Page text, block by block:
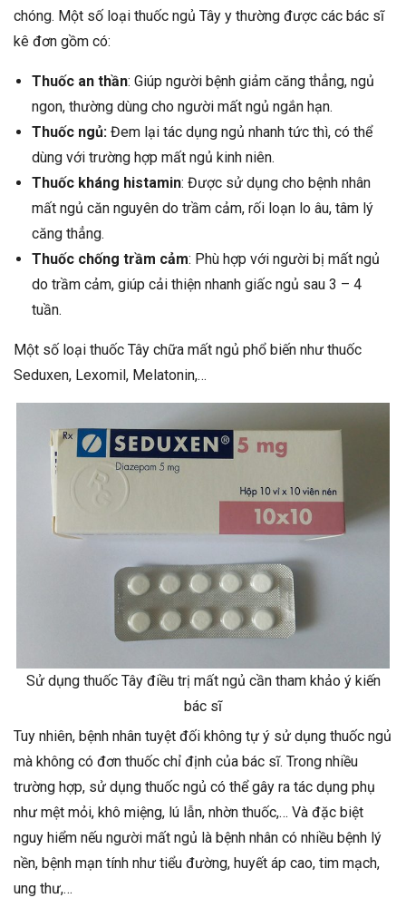
chóng. Một số loại thuốc ngủ Tây y thường được các bác sĩ
kê đơn gồm có:
Thuốc an thần: Giúp người bệnh giảm căng thẳng, ngủ
ngon, thường dùng cho người mất ngủ ngắn hạn.
Thuốc ngủ: Đem lại tác dụng ngủ nhanh tức thì, có thể
dùng với trường hợp mất ngủ kinh niên.
Thuốc kháng histamin: Được sử dụng cho bệnh nhân
mất ngủ căn nguyên do trầm cảm, rối loạn lo âu, tâm lý
căng thẳng.
Thuốc chống trầm cảm: Phù hợp với người bị mất ngủ
do trầm cảm, giúp cải thiện nhanh giấc ngủ sau 3 – 4
tuần.
Một số loại thuốc Tây chữa mất ngủ phổ biến như thuốc
Seduxen, Lexomil, Melatonin,…
Sử dụng thuốc Tây điều trị mất ngủ cần tham khảo ý kiến
bác sĩ
Tuy nhiên, bệnh nhân tuyệt đối không tự ý sử dụng thuốc ngủ
mà không có đơn thuốc chỉ định của bác sĩ. Trong nhiều
trường hợp, sử dụng thuốc ngủ có thể gây ra tác dụng phụ
như mệt mỏi, khô miệng, lú lẫn, nhờn thuốc,… Và đặc biệt
nguy hiểm nếu người mất ngủ là bệnh nhân có nhiều bệnh lý
nền, bệnh mạn tính như tiểu đường, huyết áp cao, tim mạch,
ung thư,…